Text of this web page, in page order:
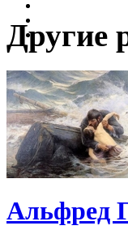
Другие
Альфред